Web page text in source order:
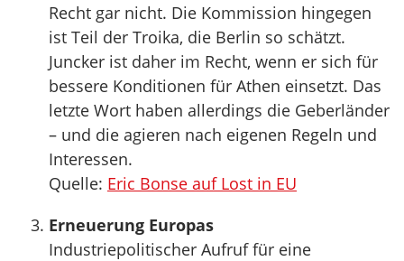
Recht gar nicht. Die Kommission hingegen
ist Teil der Troika, die Berlin so schätzt.
Juncker ist daher im Recht, wenn er sich für
bessere Konditionen für Athen einsetzt. Das
letzte Wort haben allerdings die Geberländer
– und die agieren nach eigenen Regeln und
Interessen.
Quelle: Eric Bonse auf Lost in EU
Erneuerung Europas
Industriepolitischer Aufruf für eine